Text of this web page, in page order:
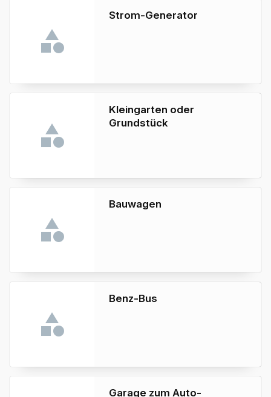
Strom-Generator
Kleingarten oder
Grundstück
Bauwagen
Benz-Bus
Garage zum Auto-